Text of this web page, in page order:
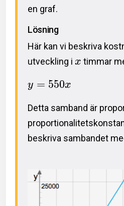
en graf.
Lösning
Här kan vi beskriva
utveckling i x timmar
y = 550x
Detta samband är
beskriva sambandet